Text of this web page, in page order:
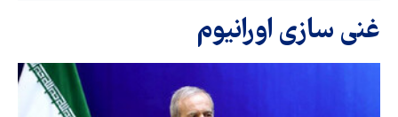
غنی سازی اورانیوم